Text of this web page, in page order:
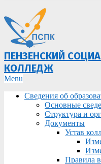
ПЕНЗЕНСКИЙ
КОЛЛЕДЖ
Primary
Menu
Menu
Сведения об
Основные
Структура и
Документы
Устав
Правила